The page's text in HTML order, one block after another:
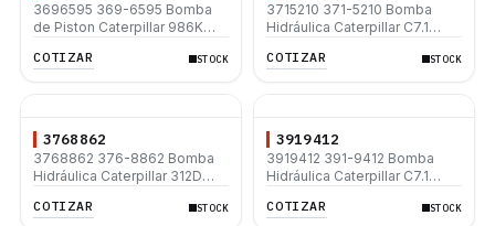
3696595 369-6595 Bomba
de Piston Caterpillar 986K
COTIZAR STOCK
3715210 371-5210 Bomba
Hidráulica Caterpillar C7.1
320C 330D2 L 330D2
COTIZAR STOCK
3768862
3768862 376-8862 Bomba
Hidráulica Caterpillar 312D
320D2 L C7.1
COTIZAR STOCK
3919412
3919412 391-9412 Bomba
Hidráulica Caterpillar C7.1
330D2 L 330D2
COTIZAR STOCK